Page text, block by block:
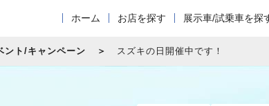
ホーム お店を探す 展示車/試乗車を探
ント/キャンペーン スズキの日開催中です！